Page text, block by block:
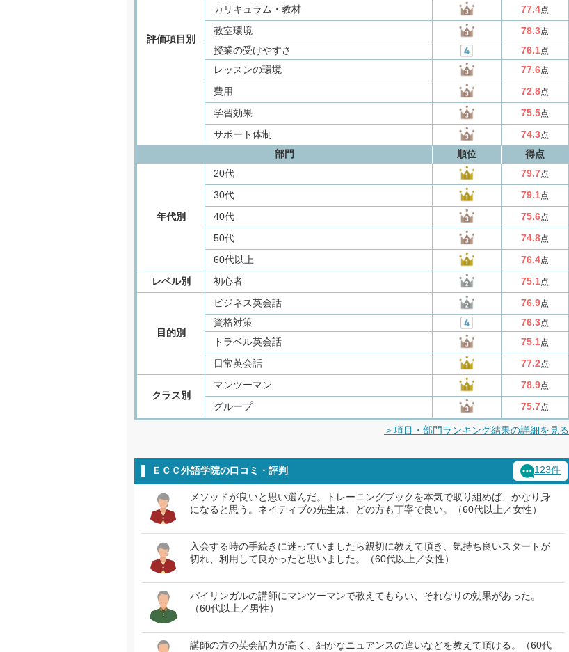
評価項目別
カリキュラム・教材 77.4点
教室環境 78.3点
授業の受けやすさ 76.1点
レッスンの環境 77.6点
費用 72.8点
学習効果 75.5点
サポート体制 74.3点
部門 順位 得点
年代別
20代 79.7点
30代 79.1点
40代 75.6点
50代 74.8点
60代以上 76.4点
レベル別 初心者 75.1点
目的別
ビジネス英会話 76.9点
資格対策 76.3点
トラベル英会話 75.1点
日常英会話 77.2点
クラス別
マンツーマン 78.9点
グループ 75.7点
＞項目・部門ランキング結果の詳細を見る
ＥＣＣ外語学院の口コミ・評判 123件
メソッドが良いと思い選んだ。トレーニングブックを本気で取り組めば、かなり身
になると思う。ネイティブの先生は、どの方も丁寧で良い。（60代以上／女性）
入会する時の手続きに迷っていましたら親切に教えて頂き、気持ち良いスタートが
切れ、利用して良かったと思いました。（60代以上／女性）
バイリンガルの講師にマンツーマンで教えてもらい、それなりの効果があった。
（60代以上／男性）
講師の方の英会話力が高く、細かなニュアンスの違いなどを教えて頂ける。（60代